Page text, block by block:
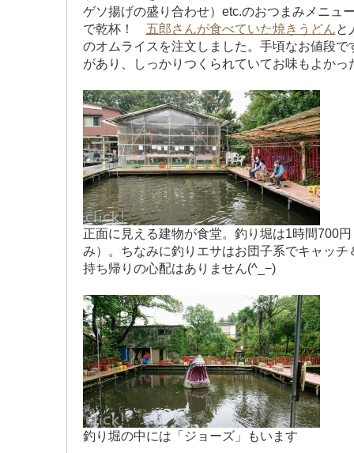
ゲソ揚げの盛り合わせ）etc.のおつまみメニュ
で乾杯！ 五郎さんが食べていた焼きうどんと
のオムライスを注文しました。手頃なお値段で
があり、しっかりつくられていてお味もよかっ
正面に見える建物が食堂。釣り堀は1時間700
み）。ちなみに釣りエサはお団子系でキャッチ
持ち帰りの心配はありません(^_−)
釣り堀の中には「ジョーズ」もいます